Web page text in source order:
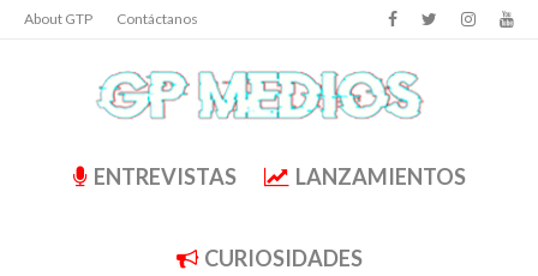
About GTP Contáctanos
ENTREVISTAS LANZAMIENTOS
CURIOSIDADES